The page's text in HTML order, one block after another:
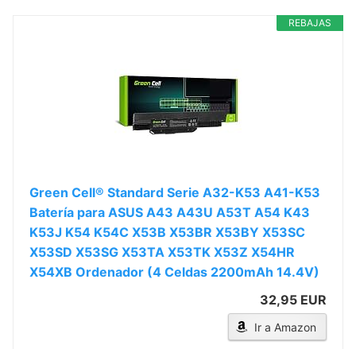
REBAJAS
Green Cell® Standard Serie A32-K53 A41-K53
Batería para ASUS A43 A43U A53T A54 K43
K53J K54 K54C X53B X53BR X53BY X53SC
X53SD X53SG X53TA X53TK X53Z X54HR
X54XB Ordenador (4 Celdas 2200mAh 14.4V)
32,95 EUR
Ir a Amazon